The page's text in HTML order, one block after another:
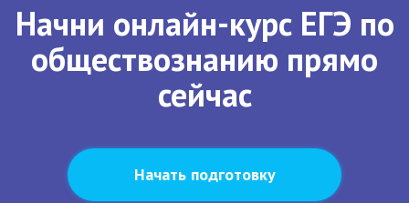
Начни онлайн-курс ЕГЭ по
обществознанию прямо
сейчас
Начать подготовку